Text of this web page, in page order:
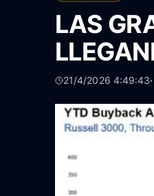
LAS
21/4/2026 4:49:43